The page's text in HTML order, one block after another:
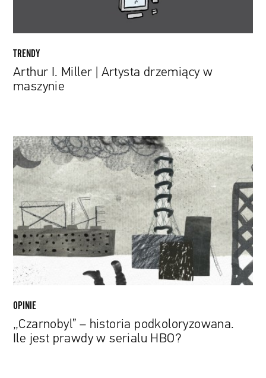
TRENDY
Arthur I. Miller | Artysta drzemiący w
maszynie
„Czarnobyl”
historia
podkoloryzowana.
Ile
jest
prawdy
w
serialu
HBO?
OPINIE
„Czarnobyl” – historia podkoloryzowana.
Ile jest prawdy w serialu HBO?